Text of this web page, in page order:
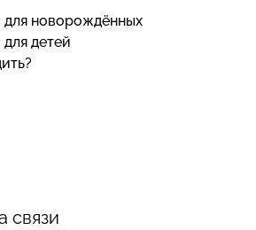
для новорождённых
детей
связи